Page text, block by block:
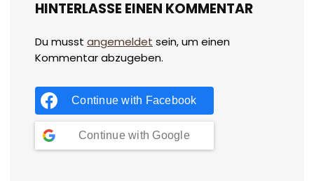
HINTERLASSE EINEN KOMMENTAR
Du musst angemeldet sein, um einen
Kommentar abzugeben.
Continue with Facebook
Continue with Google